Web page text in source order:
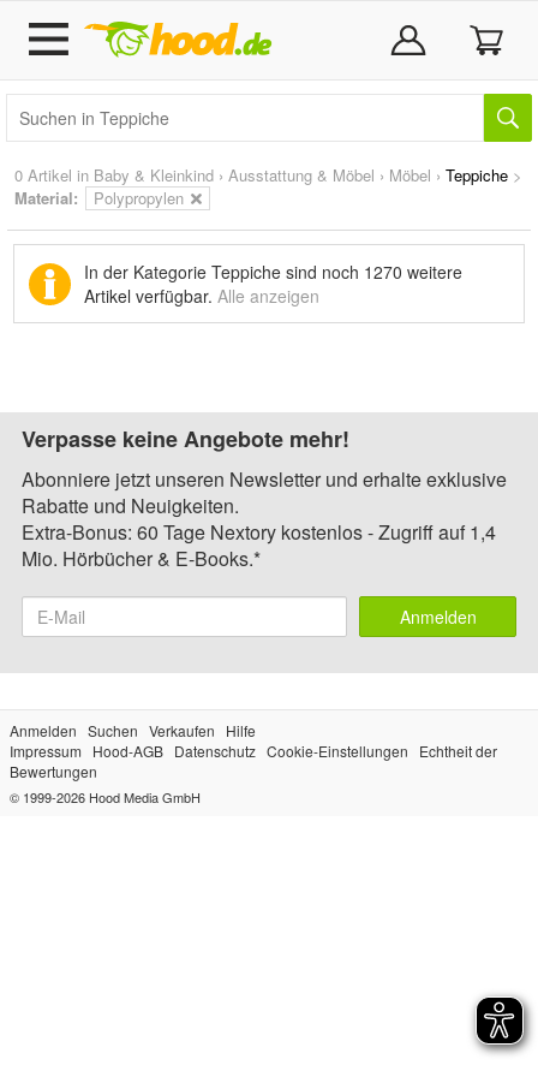
0 Artikel in Baby & Kleinkind › Ausstattung & Möbel › Möbel › Teppiche >
Material:
Polypropylen
In der Kategorie Teppiche sind noch 1270 weitere
Artikel verfügbar. Alle anzeigen
Verpasse keine Angebote mehr!
Abonniere jetzt unseren Newsletter und erhalte exklusive
Rabatte und Neuigkeiten.
Extra-Bonus: 60 Tage Nextory kostenlos - Zugriff auf 1,4
Mio. Hörbücher & E-Books.*
Anmelden
Anmelden Suchen Verkaufen
Hilfe
Impressum
Hood-AGB Datenschutz Cookie-Einstellungen
Echtheit der
Bewertungen
© 1999-2026 Hood Media GmbH